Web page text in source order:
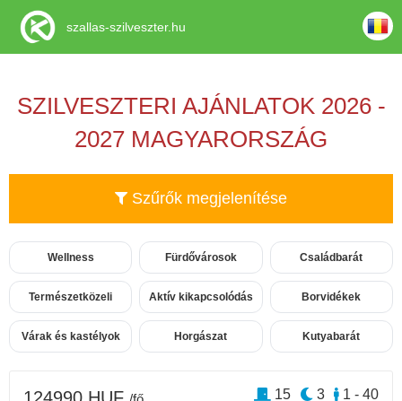
SZILVESZTERI AJÁNLATOK 2026 -
2027 MAGYARORSZÁG
Szűrők megjelenítése
Wellness Fürdővárosok Családbarát
Természetközeli Aktív kikapcsolódás Borvidékek
Várak és kastélyok Horgászat Kutyabarát
1 - 40
3
15
szallas-szilveszter.hu